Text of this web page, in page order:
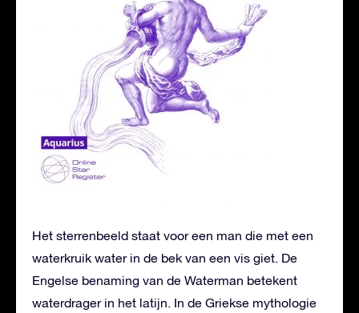
Het sterrenbeeld staat voor een man die met een
waterkruik water in de bek van een vis giet. De
Engelse benaming van de Waterman betekent
waterdrager in het latijn. In de Griekse mythologie